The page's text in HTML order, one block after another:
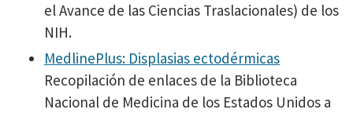
el Avance de las Ciencias Traslacionales) de los
NIH.
MedlinePlus: Displasias ectodérmicas
Recopilación de enlaces de la Biblioteca
Nacional de Medicina de los Estados Unidos a